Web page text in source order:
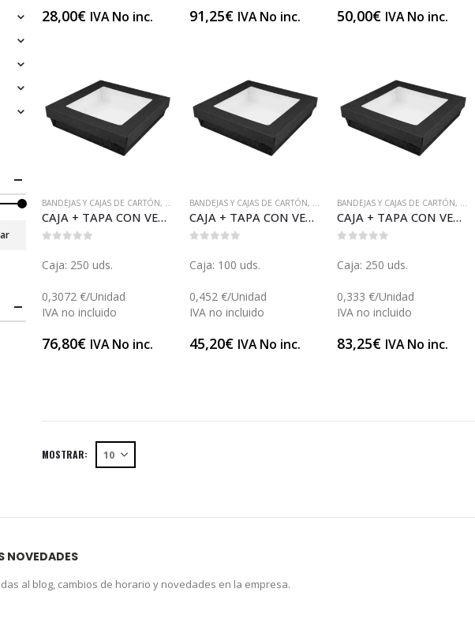
28,00€ IVA No inc. 91,25€ IVA No inc. 50,00€ IVA No inc.
BANDEJAS Y CAJAS DE CARTÓN, ENVASES DE CARTÓN,Y MUCHO MÁS...
CAJA + TAPA CON VENTANA NEGRA 10 (GP25775)
Caja: 250 uds.
0,3072 €/Unidad
IVA no incluido
76,80€ IVA No inc.
BANDEJAS Y CAJAS DE CARTÓN, ENVASES DE CARTÓN,Y MUCHO MÁS...
CAJA + TAPA CON VENTANA NEGRA 21 (GP25602)
Caja: 100 uds.
0,452 €/Unidad
IVA no incluido
45,20€ IVA No inc.
BANDEJAS Y CAJAS DE CARTÓN,
CAJA + TAPA CON VENTANA NEGRA 12 (GP25599)
Caja: 250 uds.
0,333 €/Unidad
IVA no incluido
83,25€ IVA No inc.
MOSTRAR:
NOVEDADES
al blog, cambios de horario y novedades en la empresa.